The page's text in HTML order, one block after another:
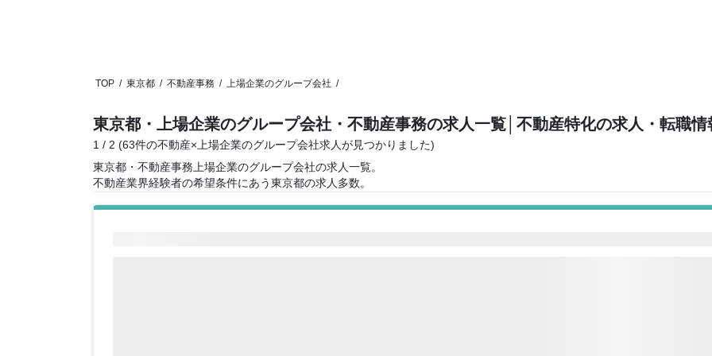
TOP / 東京都 / 不動産事務 / 上場企業のグループ会社 /
東京都・上場企業のグループ会社・不動産事務の求人一覧 │不動産特化の求人・転職情
1 / 2 (63件の不動産×上場企業のグループ会社求人が見つかりました)
東京都・不動産事務上場企業のグループ会社の求人一覧。
不動産業界経験者の希望条件にあう東京都の求人多数。